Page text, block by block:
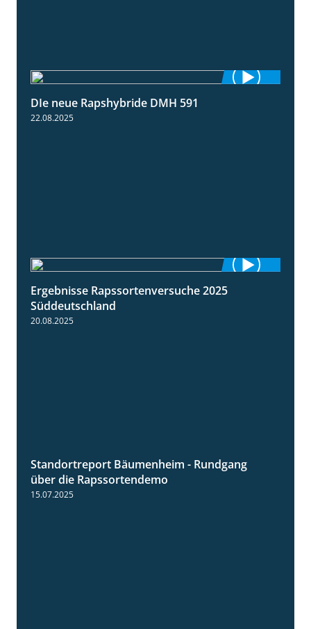
DIe neue Rapshybride DMH 591
22.08.2025
Ergebnisse Rapssortenversuche 2025
Süddeutschland
20.08.2025
6:03
Standortreport Bäumenheim - Rundgang
über die Rapssortendemo
15.07.2025